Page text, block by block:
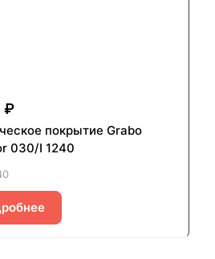
₽
покрытие Grabo
030/I 1240